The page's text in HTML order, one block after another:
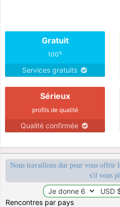
Gratuit
100%
Services gratuits
Sérieux
profils de qualité
Qualité confirmée
Nous travaillons dur pour vous offrir
s'il vous
Rencontres par pays